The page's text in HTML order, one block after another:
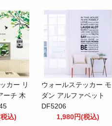
カー リ
ーチ 木
込)
ウォールステッカー モ
ダン アルファベット
DF5206
1,980円(税込)